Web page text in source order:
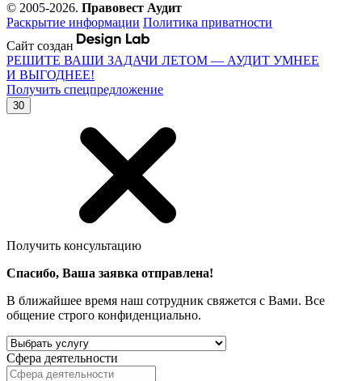
© 2005-2026. Правовест Аудит
Раскрытие информации Политика приватности
Сайт создан
РЕШИТЕ ВАШИ ЗАДАЧИ ЛЕТОМ — АУДИТ УМНЕЕ
И ВЫГОДНЕЕ!
Получить спецпредложение
30
Получить консультацию
Спасибо, Ваша заявка отправлена!
В ближайшее время наш сотрудник свяжется с Вами. Все
общение строго конфиденциально.
Сфера деятельности